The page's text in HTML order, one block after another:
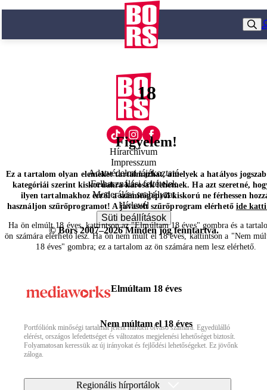
18
Figyelem!
Ez a tartalom olyan elemeket tartalmazhat, amelyek a hatályos
kategóriái szerint kiskorúakra károsak lehetnek. Ha azt szeretné,
ilyen tartalmakhoz erről a számítógépről kiskorú ne férhessen
használjon szűrőprogramot! A javasolt szűrőprogram elérhető ide
Ha ön elmúlt 18 éves, kattintson az "Elmúltam 18 éves" gombra és a
ön számára elérhető lesz. Ha ön nem múlt el 18 éves, kattintson a "Nem
18 éves" gombra; ez a tartalom az ön számára nem lesz elérhető.
Elmúltam 18 éves
Nem múltam el 18 éves
Hírarchívum
Impresszum
Adatvédelmi tájékoztató
Felhasználási feltételek
Moderálási szabályzat
Hírlevél
Süti beállítások
© Bors 2007–2026 Minden jog fenntartva.
Portfóliónk minőségi tartalmat jelent minden olvasó számára. Egyedülálló
elérést, országos lefedettséget és változatos megjelenési lehetőséget biztosít.
Folyamatosan keressük az új irányokat és fejlődési lehetőségeket. Ez jövőnk
záloga.
Regionális hírportálok